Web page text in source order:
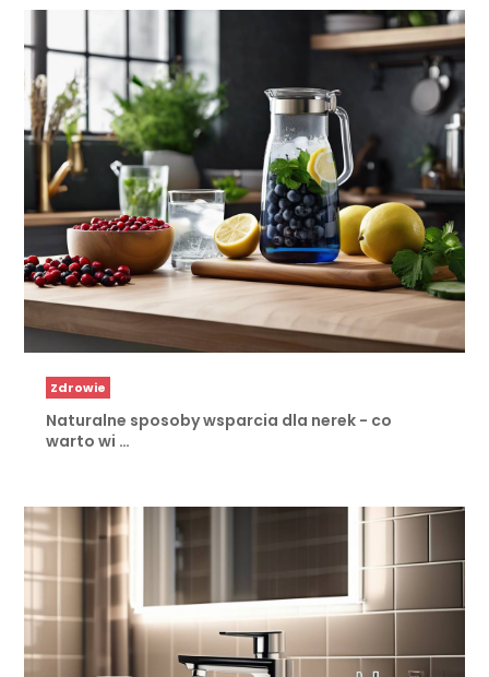
Zdrowie
Naturalne sposoby wsparcia dla nerek - co
warto wi …